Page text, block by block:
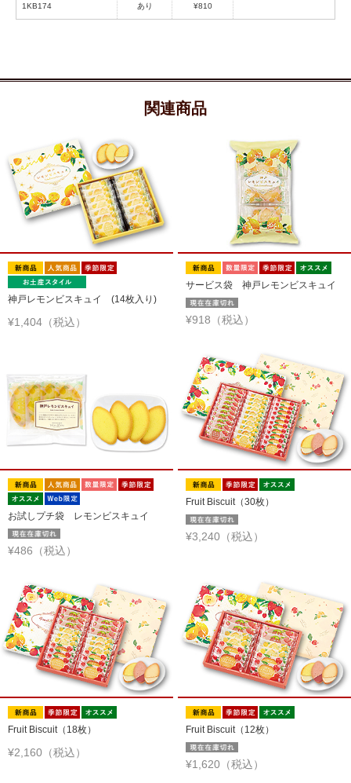
1KB174 あり ¥810
関連商品
神戸レモンビスキュイ (14枚入り)
¥1,404（税込）
サービス袋 神戸レモンビスキュイ
¥918（税込）
お試しプチ袋 レモンビスキュイ
¥486（税込）
Fruit Biscuit（30枚）
¥3,240（税込）
Fruit Biscuit（18枚）
¥2,160（税込）
Fruit Biscuit（12枚）
¥1,620（税込）